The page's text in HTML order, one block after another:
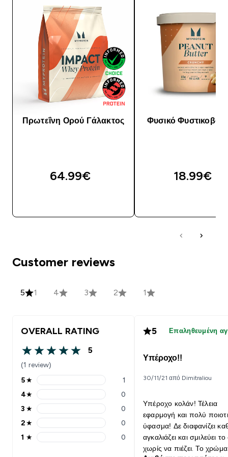
Πρωτεΐνη Ορού Γάλακτος
64.99€‎
Φυσικό
18.99€‎
Customer reviews
5 1 4 3 2 1
OVERALL RATING
5 out of 5 stars
5
(1 review)
5 stars rating 1 reviews
5★ 1
4 stars rating 0 reviews
4★ 0
3 stars rating 0 reviews
3 ★ 0
2 stars rating 0 reviews
2★ 0
1 stars rating 0 reviews
1 ★ 0
5 Επαληθευμένη
Υπέροχο!!
30/11/21 από Dimitraliou
Υπέροχο κολάν! Τέλεια
εφαρμογή και πολύ
ύφασμα! Δε διαφανίζει
αγκαλιάζει και σμιλεύει
χωρίς να πιέζει. Το